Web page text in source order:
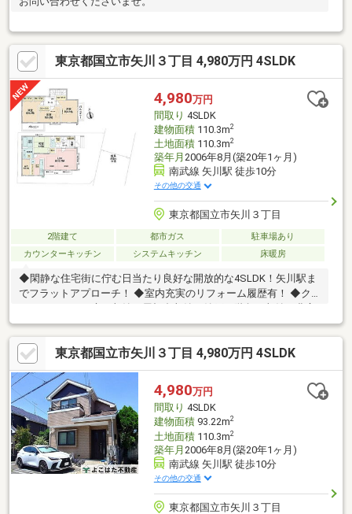
東京都国立市矢川３丁目 4,980万円 4SLDK
4,980万円
間取り 4SLDK
建物面積110.3m2
土地面積110.3m2
築年月 2006年8月(築20年1ヶ月)
南武線 矢川駅 徒歩10分
その他の交通
東京都国立市矢川３丁目
2階建て 都市ガス
駐車場あり
カウンターキッチン
システムキッチン 床暖房
◆閑静な住宅街に佇む日当たり良好な開放的な4SLDK！矢川駅ま
でフラットアプローチ！ ◆室内充実のリフォーム履歴有！ ◆ク
な収納！
東京都国立市矢川３丁目 4,980万円 4SLDK
4,980万円
間取り 4SLDK
建物面積93.22m2
土地面積110.3m2
築年月 2006年8月(築20年1ヶ月)
南武線 矢川駅 徒歩10分
その他の交通
東京都国立市矢川３丁目